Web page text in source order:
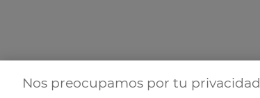
Nos preocupamos por tu privacidad